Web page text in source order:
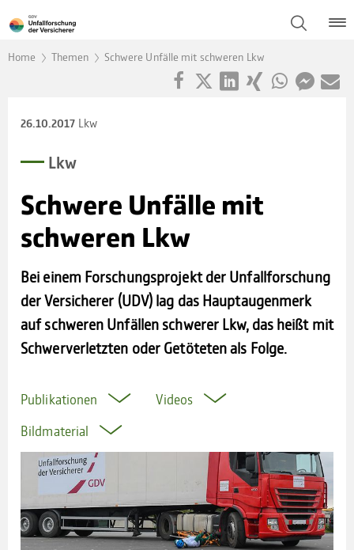
Home Themen Schwere Unfälle mit schweren Lkw
26.10.2017 Lkw
Lkw
Schwere Unfälle mit
schwe­ren Lkw
Bei einem Forschungsprojekt der Unfallforschung
der Versicherer (UDV) lag das Hauptaugenmerk
auf schweren Unfällen schwerer Lkw, das heißt mit
Schwerverletzten oder Getöteten als Folge.
Publikationen
Videos
Bildmaterial